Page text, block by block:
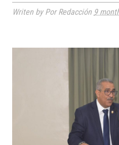
Writen by Por Redacción 9